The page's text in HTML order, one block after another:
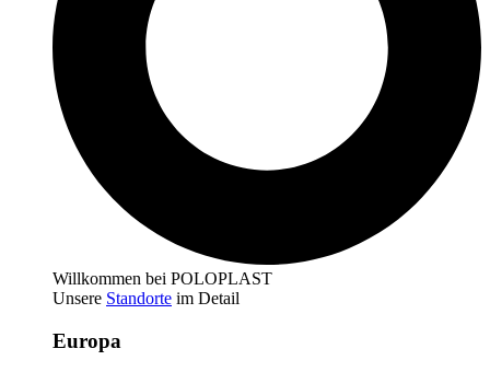
Willkommen bei POLOPLAST
Unsere Standorte im Detail
Europa